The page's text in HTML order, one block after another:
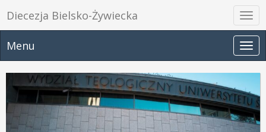
Diecezja Bielsko-Żywiecka
Menu